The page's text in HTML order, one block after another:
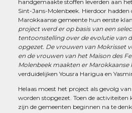
handgemaakte stoffen leverden aan
Sint-Jans-Molenbeek. Hierdoor
Marokkaanse gemeente hun eerste
project werd er op basis van een
tentoonstelling over de evolutie van
opgezet. De vrouwen van Mokrisset
en de vrouwen van het Maison des
Molenbeek maakten er Marokkaanse
verduidelijken Yousra Harigua en
Helaas moest het project als gevolg
worden stopgezet. Toen de activiteiten
zijn de gemeenten beginnen na te